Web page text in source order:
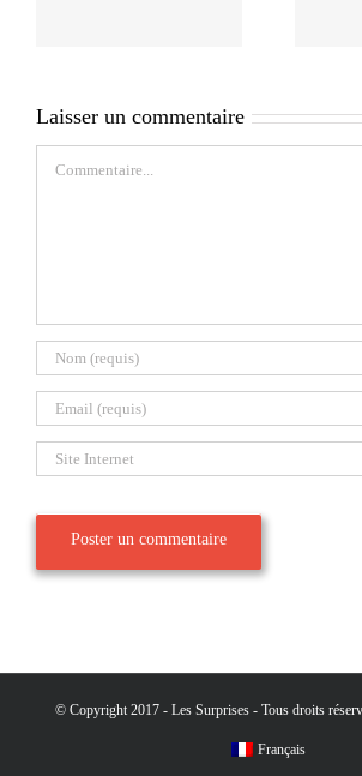
Laisser un commentaire
Commentaire
© Copyright 2017 - Les Surprises - Tous droits
Français